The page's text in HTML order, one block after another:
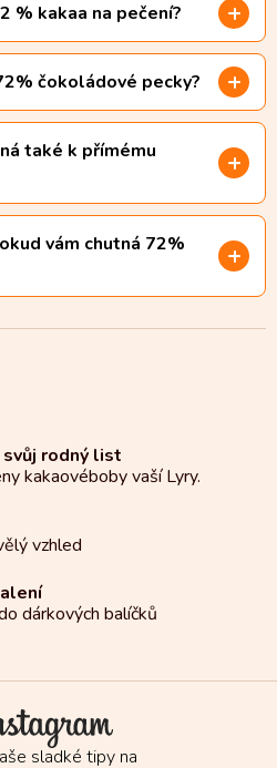
% kakaa na pečení?
čokoládové pecky?
také k přímému
vám chutná 72%
svůj rodný list
kakaovéboby vaší Lyry.
vzhled
dárkových balíčků
sladké tipy na